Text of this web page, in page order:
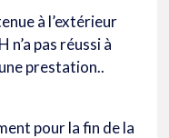
à l’extérieur
n’a pas réussi à
prestation..
pour la fin de la